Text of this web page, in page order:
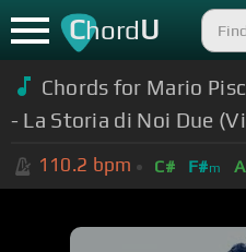
ChordU
Chords for Mario
- La Storia di Noi Due
110.2 bpm C# F#m A